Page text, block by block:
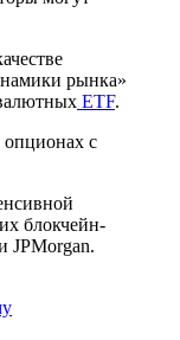
рынка»
ETF.
с
блокчейн-
JPMorgan.